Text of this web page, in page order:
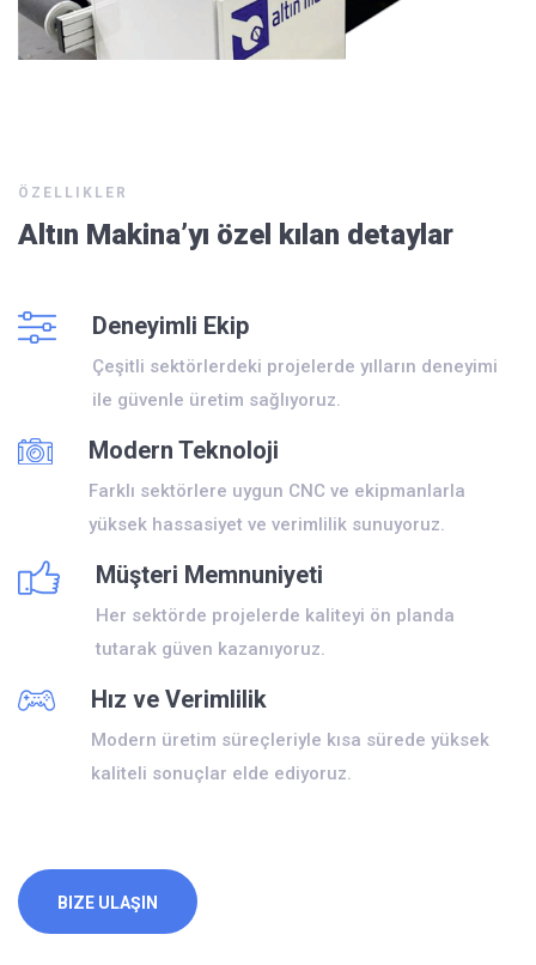
ÖZELLIKLER
Altın Makina’yı özel kılan detaylar
Deneyimli Ekip
Çeşitli sektörlerdeki projelerde yılların deneyimi
ile güvenle üretim sağlıyoruz.
Modern Teknoloji
Farklı sektörlere uygun CNC ve ekipmanlarla
yüksek hassasiyet ve verimlilik sunuyoruz.
Müşteri Memnuniyeti
Her sektörde projelerde kaliteyi ön planda
tutarak güven kazanıyoruz.
Hız ve Verimlilik
Modern üretim süreçleriyle kısa sürede yüksek
kaliteli sonuçlar elde ediyoruz.
BIZE ULAŞIN